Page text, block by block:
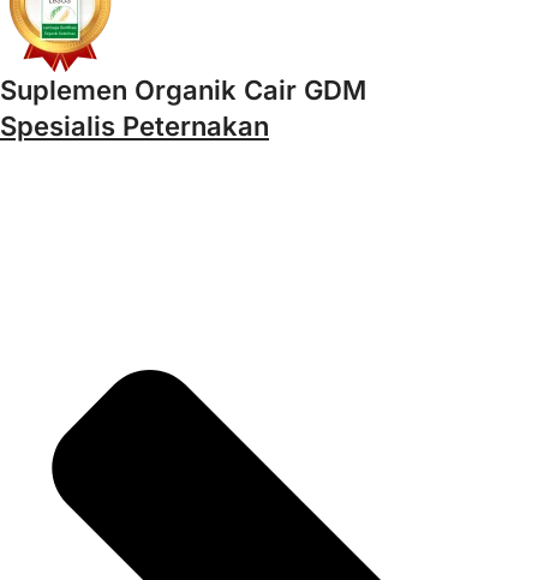
Suplemen Organik Cair GDM
Spesialis Peternakan